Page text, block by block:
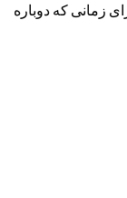
زمانی که دوباره